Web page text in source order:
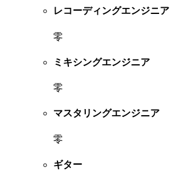
レコーディングエンジニア
零
ミキシングエンジニア
零
マスタリングエンジニア
零
ギター